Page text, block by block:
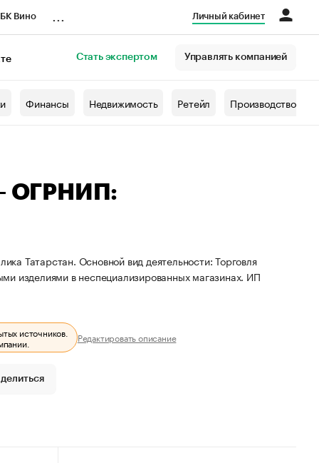
Вино Личный кабинет
Стать экспертом Управлять компанией
Финансы Недвижимость Ретейл Производство
ОГРНИП:
Татарстан. Основной вид деятельности: Торговля
изделиями в неспециализированных магазинах. ИП
источников. Редактировать описание